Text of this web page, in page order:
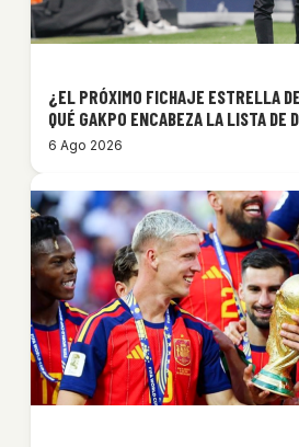
¿EL PRÓXIMO FICHAJE ESTRELLA
QUÉ GAKPO ENCABEZA LA LISTA DE
6 Ago 2026